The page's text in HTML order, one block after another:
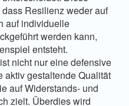
Resilienz weder auf
auf individuelle
werden kann,
entsteht.
nicht nur eine defensive
aktiv gestaltende Qualität
auf Widerstands- und
zielt. Überdies wird